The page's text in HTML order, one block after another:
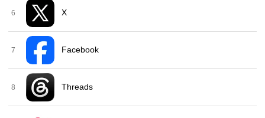
6 X
7 Facebook
8 Threads